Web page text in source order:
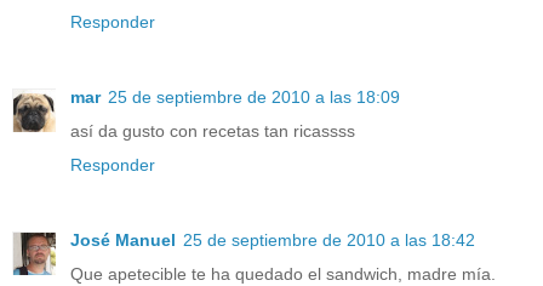
Responder
mar 25 de septiembre de 2010 a las 18:09
así da gusto con recetas tan ricassss
Responder
José Manuel 25 de septiembre de 2010 a las 18:42
Que apetecible te ha quedado el sandwich, madre mía.